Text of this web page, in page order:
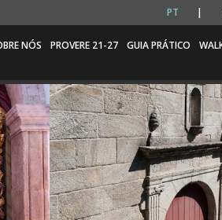
PT
NÓS PROVERE 21-27 GUIA PRÁTICO